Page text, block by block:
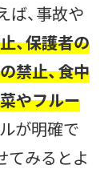
ば、事故や
、保護者の
禁止、食中
やフルー
が明確で
てみるとよ